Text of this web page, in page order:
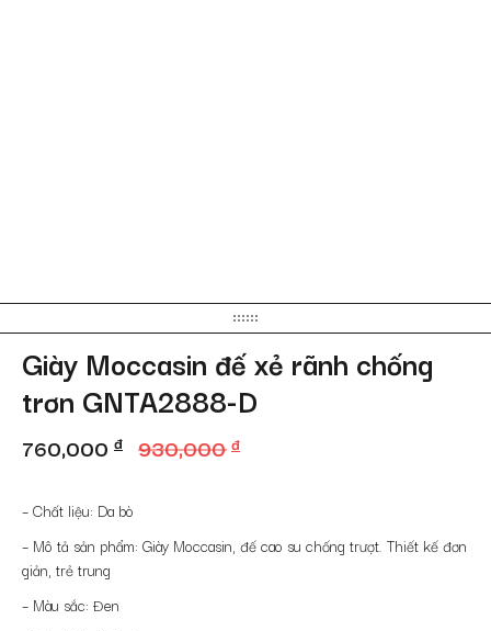
Giày Moccasin đế xẻ rãnh chống
trơn GNTA2888-D
930,000đ
Giá
là:
930,000 đ.
760,000 đGiá
tại
là:
– Chất liệu: Da bò
– Mô tả sản phẩm: Giày Moccasin, đế cao su chống trượt. Thiết kế đơn
giản, trẻ trung
– Màu sắc: Đen